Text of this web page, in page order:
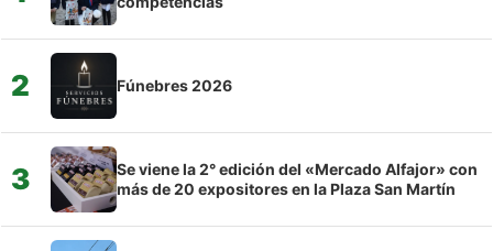
2 Fúnebres 2026
3
Se viene la 2° edición del «Mercado Alfajor» con
más de 20 expositores en la Plaza San Martín